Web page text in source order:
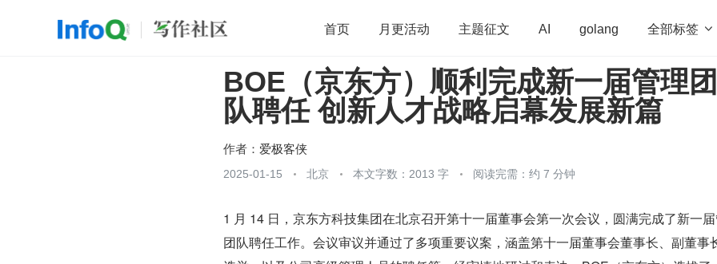
首页 月更活动 主题征文 AI golang 全部标签 
开源 架构 OpenHarmony 算法 学习方法 Web3.0 高
团队管理 程序员 运维 深度思考 低代码 redis
BOE（京东方）顺利完成新一届管理团
队聘任 创新人才战略启幕发展新篇
作者： 爱极客侠
2025-01-15 北京 本文字数：2013 字 阅读完需：约 7 分钟
1 月 14 日，京东方科技集团在北京召开第十一届董事会第一次会议，圆满完成了新一
团队聘任工作。会议审议并通过了多项重要议案，涵盖第十一届董事会董事长、副董事